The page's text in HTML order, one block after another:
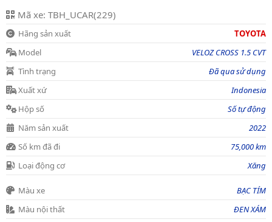
Mã xe: TBH_UCAR(229)
Hãng sản xuất
TOYOTA
Model
VELOZ CROSS 1.5 CVT
Tình trạng
Đã qua sử dụng
Xuất xứ
Indonesia
Hộp số
Số tự động
Năm sản xuất
2022
Số km đã đi
75,000 km
Loại động cơ
Xăng
Màu xe
BẠC TÍM
Màu nội thất
ĐEN XÁM